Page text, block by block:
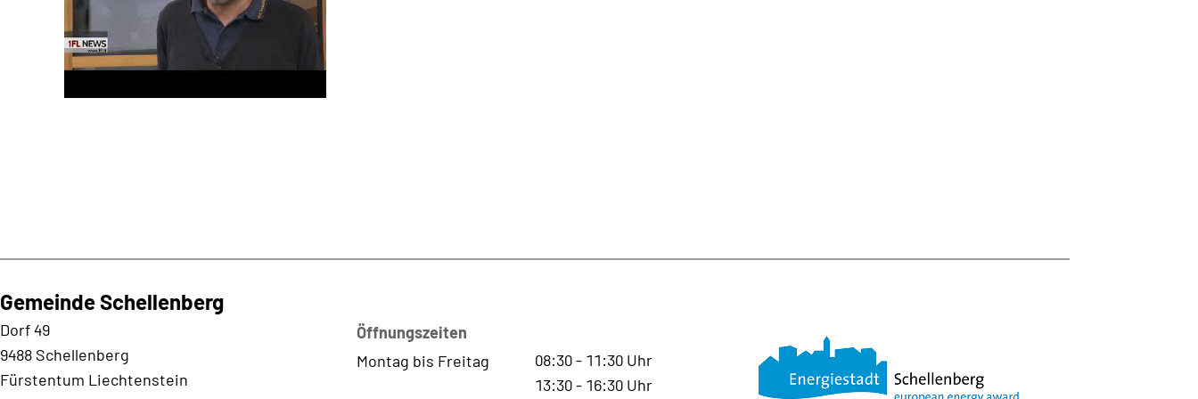
Gemeinde Schellenberg
Dorf 49
9488 Schellenberg
Fürstentum Liechtenstein
Öffnungszeiten
Montag bis Freitag
08:30- 11:30 Uhr
13:30- 16:30 Uhr